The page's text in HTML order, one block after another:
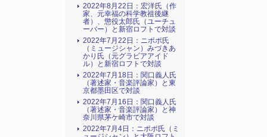
2022年8月22日：宏洋氏（作
家、元幸福の科学教祖後継
者）、懲役太郎氏（ユーチュ
ーバー）と新宿ロフトで対談
2022年7月22日：ニポポ氏
（ミュージシャン）みづきあ
かり氏（元グラビアアイド
ル）と新宿ロフトで対談
2022年7月18日：関口義人氏
（著述家・音楽評論家）と東
京都墨田区で対談
2022年7月16日：関口義人氏
（著述家・音楽評論家）と神
奈川県茅ケ崎市で対談
2022年7月4日：ニポポ氏（ミ